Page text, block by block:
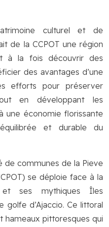
culturel et de
de la CCPOT une région
à la fois découvrir des
des avantages d’une
efforts pour préserver
en développant les
une économie florissante
et durable du
de communes de la Pieve
se déploie face à la
et ses mythiques Îles
golfe d’Ajaccio. Ce littoral
hameaux pittoresques qui